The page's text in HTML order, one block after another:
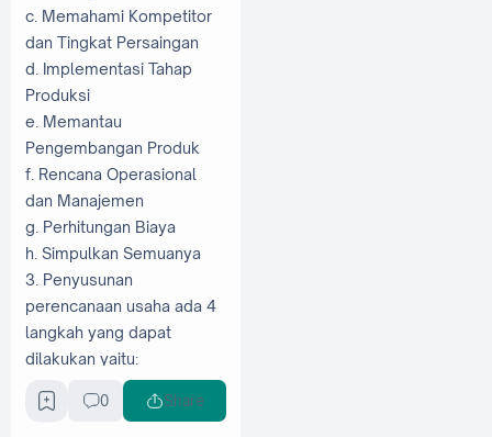
c. Memahami Kompetitor
dan Tingkat Persaingan
d. Implementasi Tahap
Produksi
e. Memantau
Pengembangan Produk
f. Rencana Operasional
dan Manajemen
g. Perhitungan Biaya
h. Simpulkan Semuanya
3. Penyusunan
perencanaan usaha ada 4
langkah yang dapat
dilakukan yaitu:
a. Melakukan Penelitian
b. Menyusun Tujuan Usaha
0 Share